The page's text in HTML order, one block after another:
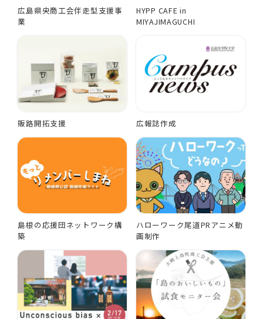
広島県央商工会伴走型支援事
業
HYPP CAFE in
MIYAJIMAGUCHI
販路開拓支援 広報誌作成
島根の応援団ネットワーク構
築
ハローワーク尾道PRアニメ動
画制作